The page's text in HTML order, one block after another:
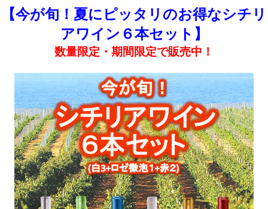
【今が旬！夏にピッタリのお得なシチリ
アワイン６本セット】
数量限定・期間限定で販売中！